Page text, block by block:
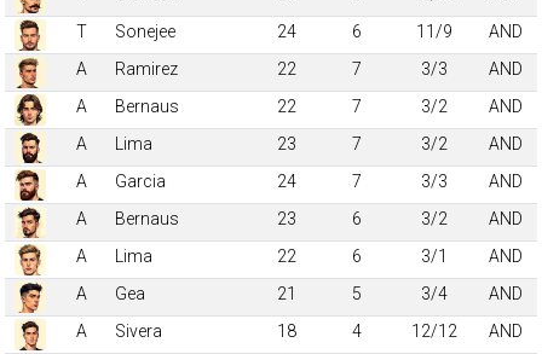
T
Sonejee 24 6 11/9
AND
A
Ramirez 22 7 3/3
AND
A
Bernaus 22 7 3/2
AND
A
Lima 23 7 3/2
AND
A
Garcia 24 7 3/3
AND
A
Bernaus 23 6 3/2
AND
A
Lima 22 6 3/1
AND
A
Gea 21 5 3/4
AND
A
Sivera 18 4 12/12 AND